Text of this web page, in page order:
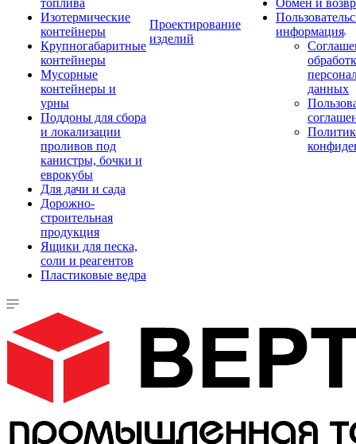
топлива
Изотермические
контейнеры
Крупногабаритные
контейнеры
Мусорные
контейнеры и
урны
Поддоны для сбора
и локализации
проливов под
канистры, бочки и
еврокубы
Для дачи и сада
Дорожно-
строительная
продукция
Ящики для песка,
соли и реагентов
Пластиковые ведра
Проектирование
изделий
Обмен и
информация
данных